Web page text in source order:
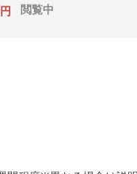
円 閲覧中